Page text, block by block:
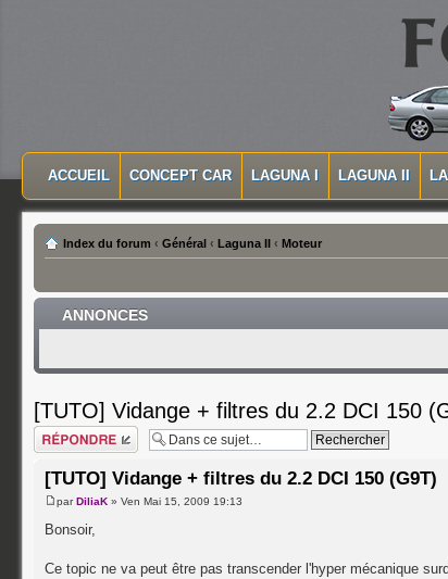
MENU PRINCIPAL
ACCUEIL CONCEPT CAR LAGUNA I LAGUNA II
Index du forum ‹ Général ‹ Laguna II ‹ Moteur
ANNONCES
[TUTO] Vidange + filtres du 2.2 DCI 150
Répondre
[TUTO] Vidange + filtres du 2.2 DCI 150 (G9T)
parDiliaK » Ven Mai 15, 2009 19:13
Bonsoir,
Ce topic ne va peut être pas transcender l'hyper mécanique